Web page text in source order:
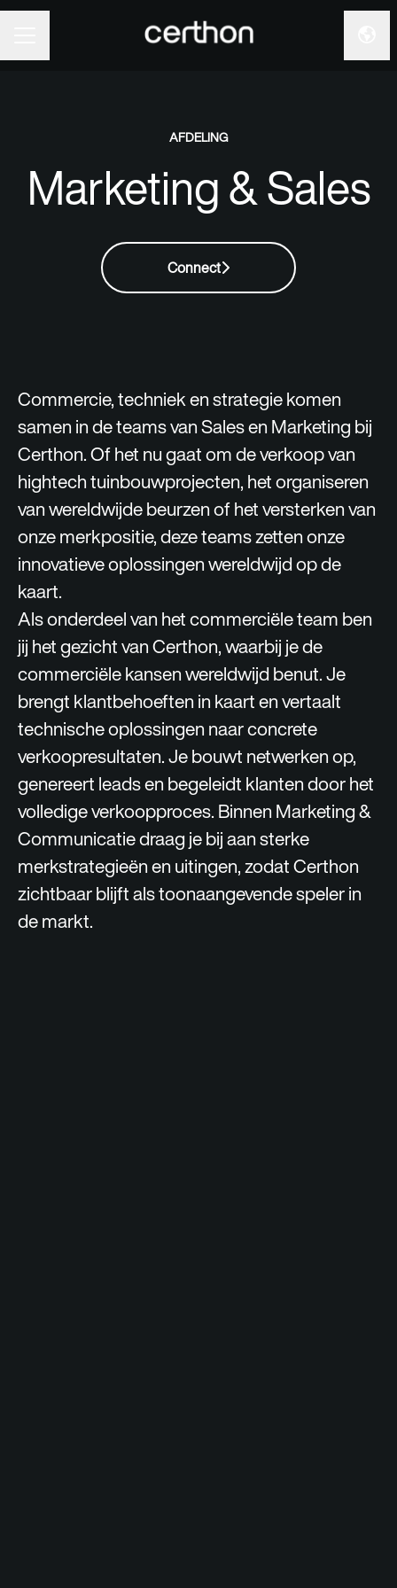
AFDELING
Marketing & Sales
Connect
Commercie, techniek en strategie komen
samen in de teams van Sales en Marketing bij
Certhon. Of het nu gaat om de verkoop van
hightech tuinbouwprojecten, het organiseren
van wereldwijde beurzen of het versterken van
onze merkpositie, deze teams zetten onze
innovatieve oplossingen wereldwijd op de
kaart.
Als onderdeel van het commerciële team ben
jij het gezicht van Certhon, waarbij je de
commerciële kansen wereldwijd benut. Je
brengt klantbehoeften in kaart en vertaalt
technische oplossingen naar concrete
verkoopresultaten. Je bouwt netwerken op,
genereert leads en begeleidt klanten door het
volledige verkoopproces. Binnen Marketing &
Communicatie draag je bij aan sterke
merkstrategieën en uitingen, zodat Certhon
zichtbaar blijft als toonaangevende speler in
de markt.